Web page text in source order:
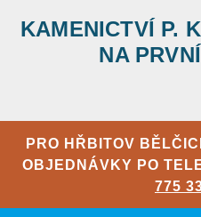
KAMENICTVÍ P.
NA
PRO HŘBITOV
OBJEDNÁVKY PO
775